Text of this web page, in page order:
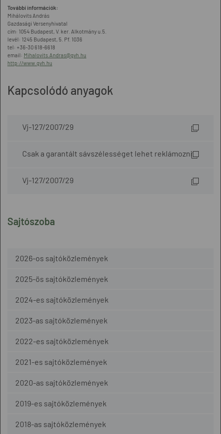
Sajtószoba
2026-os sajtóközlemények
2025-ös sajtóközlemények
2024-es sajtóközlemények
2023-as sajtóközlemények
2022-es sajtóközlemények
2021-es sajtóközlemények
2020-as sajtóközlemények
2019-es sajtóközlemények
2018-as sajtóközlemények
További információk:
Mihálovits András
Gazdasági Versenyhivatal
cím: 1054 Budapest, V. ker. Alkotmány u.5.
levél: 1245 Budapest, 5. Pf. 1036
tel: +36-30 618-6618
email: Mihalovits.Andras@gvh.hu
http://www.gvh.hu
Kapcsolódó anyagok
Vj-127/2007/29
Csak a garantált sávszélességet lehet reklámozni
Vj-127/2007/29